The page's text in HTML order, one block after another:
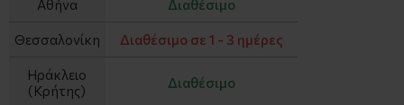
Αθήνα Διαθέσιμο
Θεσσαλονίκη Διαθέσιμο σε 1 - 3 ημέρες
Ηράκλειο
(Κρήτης)
Διαθέσιμο